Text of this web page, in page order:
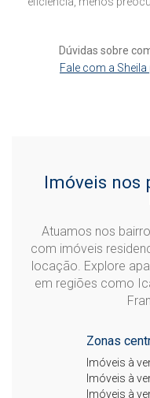
Dúvidas sobre
Fale com a
Imóveis nos
Atuamos nos
com imóveis
locação. Explore
em regiões como
Zonas
Imóveis à
Imóveis à
Imóveis à